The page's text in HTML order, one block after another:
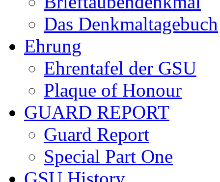
Das Denkmaltagebuch
Ehrung
Ehrentafel der GSU
Plaque of Honour
GUARD REPORT
Guard Report
Special Part One